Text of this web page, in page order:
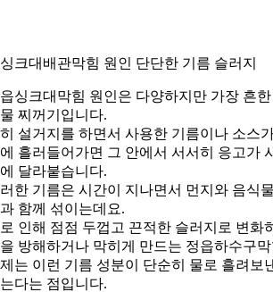
크대배관막힘 원인 단단한 기름 슬러지
싱크대막힘 원인은 다양하지만 가장 흔
찌꺼기입니다.
설거지를 하면서 사용한 기름이나 소스
흘러들어가면 그 안에서 서서히 응고가
달라붙습니다.
한 기름은 시간이 지나면서 먼지와 음식
함께 섞이는데요.
인해 점점 두껍고 끈적한 슬러지로 변화
방해하거나 막히게 만드는 정읍하수구
는 이런 기름 성분이 단순히 물로 흘려보
다는 점입니다.